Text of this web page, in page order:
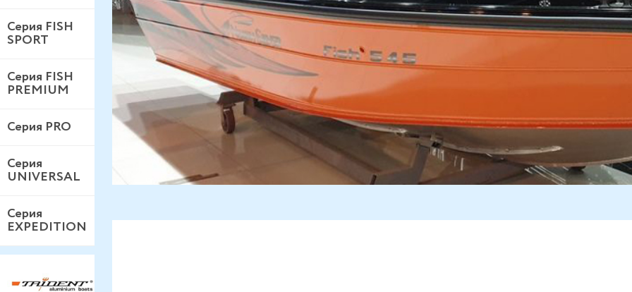
Серия FISH
SPORT
Серия FISH
PREMIUM
Серия PRO
Серия
UNIVERSAL
Серия
EXPEDITION